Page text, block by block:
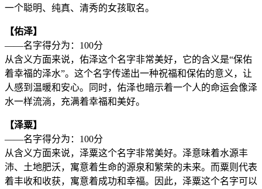
一个聪明、纯真、清秀的女孩取名。
【佑泽】
——名字得分为：100分
从含义方面来说，佑泽这个名字非常美好，它的含义是“保佑
着幸福的泽水”。这个名字传递出一种祝福和保佑的意义，让
人感到温暖和安心。同时，佑泽也暗示着一个人的命运会像泽
水一样流淌，充满着幸福和美好。
【泽粟】
——名字得分为：100分
从含义方面来说，泽粟这个名字非常美好。泽意味着水源丰
沛、土地肥沃，寓意着生命的源泉和繁荣的未来。而粟则代表
着丰收和收获，寓意着成功和幸福。因此，泽粟这个名字可以